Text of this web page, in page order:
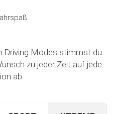
Driving Modes stimmst du
zu jeder Zeit auf jede
ab.